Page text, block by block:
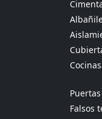
Cocinas
Falsos